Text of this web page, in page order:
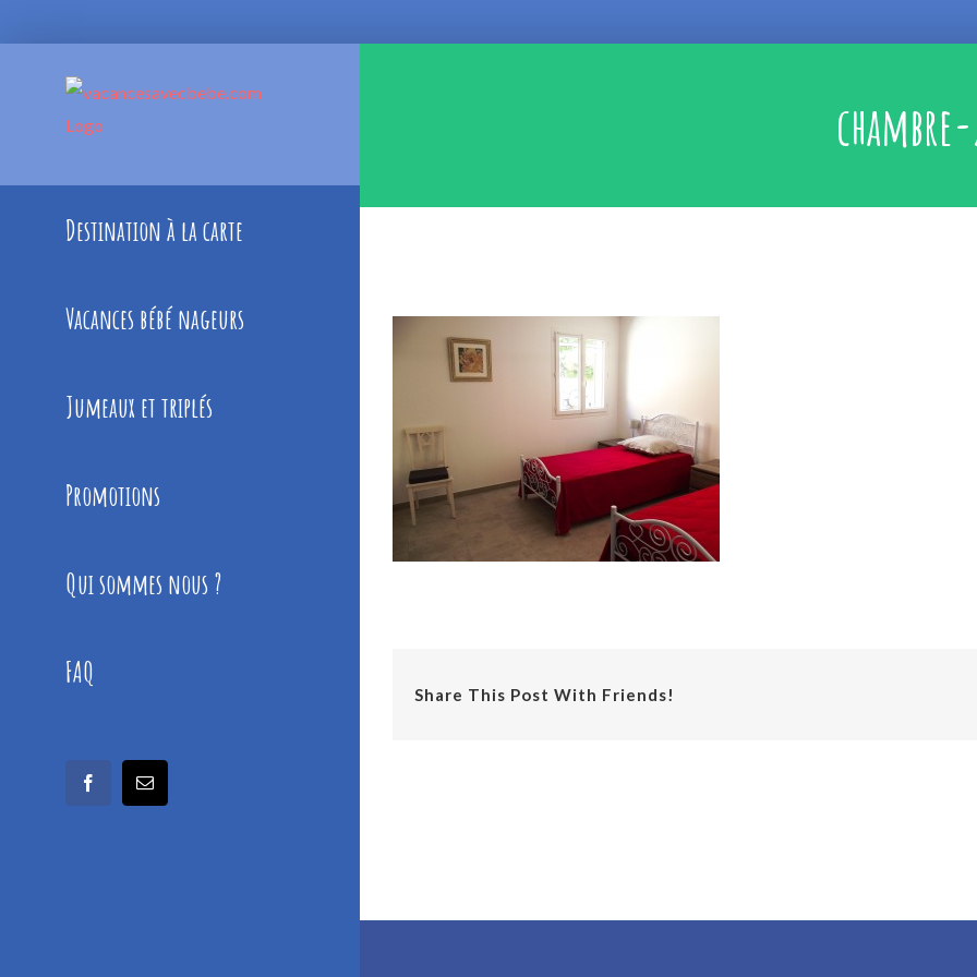
Destination à la carte
Vacances bébé nageurs
Jumeaux et triplés
Promotions
Qui sommes nous ?
FAQ
facebookEmail
Share This Post With Friends!